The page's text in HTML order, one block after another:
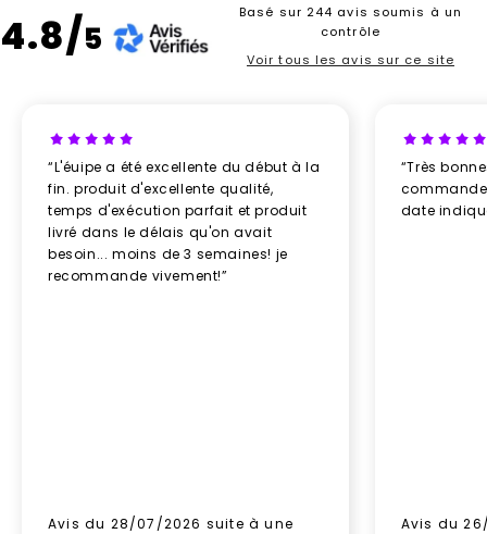
4.8/5
Basé sur 244 avis soumis à un
contrôle
Voir tous les avis sur ce site
“L'éuipe a été excellente du début à la
fin. produit d'excellente qualité,
temps d'exécution parfait et produit
livré dans le délais qu'on avait
besoin... moins de 3 semaines! je
recommande vivement!”
Avis du 28/07/2026 suite à une
“Très
date
Avis du